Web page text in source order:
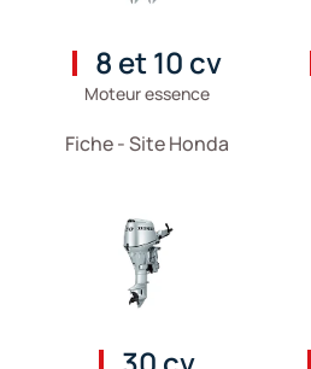
8 et 10 cv
Moteur essence
Fiche - Site Honda